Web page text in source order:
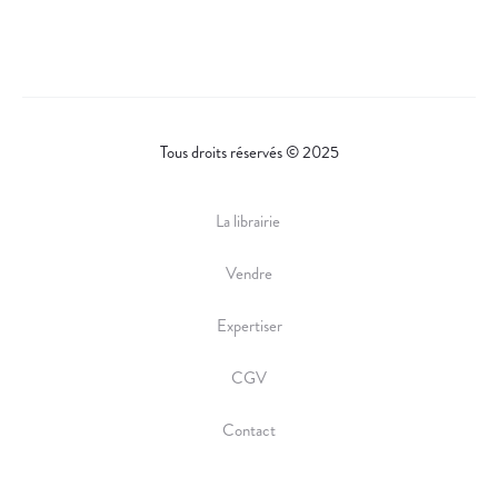
Tous droits réservés © 2025
La librairie
Vendre
Expertiser
CGV
Contact